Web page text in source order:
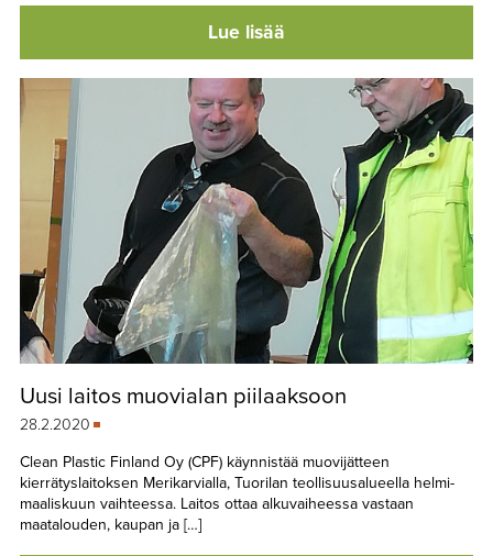
Lue lisää
Uusi laitos muovialan piilaaksoon
28.2.2020
Clean Plastic Finland Oy (CPF) käynnistää muovijätteen
kierrätyslaitoksen Merikarvialla, Tuorilan teollisuusalueella helmi-
maaliskuun vaihteessa. Laitos ottaa alkuvaiheessa vastaan
maatalouden, kaupan ja […]